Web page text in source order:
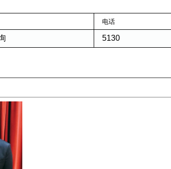
电话
5130